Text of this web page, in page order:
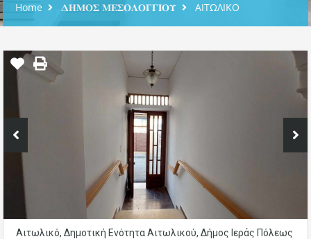
Home 𝚫𝚮𝚳𝚶𝚺 𝚳𝚬𝚺𝚶𝚲𝚶𝚪𝚪𝚰𝚶𝚼 ΑΙΤΩΛΙΚΟ
Αιτωλικό, Δημοτική Ενότητα Αιτωλικού, Δήμος Ιεράς Πόλεως